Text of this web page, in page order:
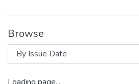
Browse